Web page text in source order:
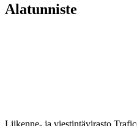
Alatunniste
Liikenne- ja viestintävirasto